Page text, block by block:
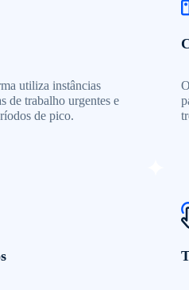
utiliza instâncias
de trabalho urgentes e
de pico.